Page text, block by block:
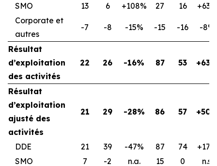
SMO
13 6 +108% 27 16
+63%
Corporate et
autres
-7 -8 -15% -15 -16 -8%
Résultat
d’exploitation
des activités
22 26 -16% 87 53
Résultat
d’exploitation
ajusté des
activités
21 29 -28% 86 57
DDE 21 39 -47% 87 74
+17%
SMO
7 -2 n.a. 15 0
n.s.